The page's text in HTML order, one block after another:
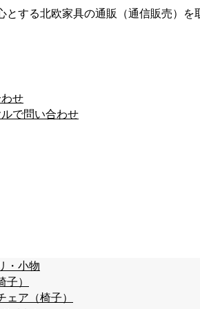
とする北欧家具の通販（通信販売）を
・小物
）
ェア（椅子）